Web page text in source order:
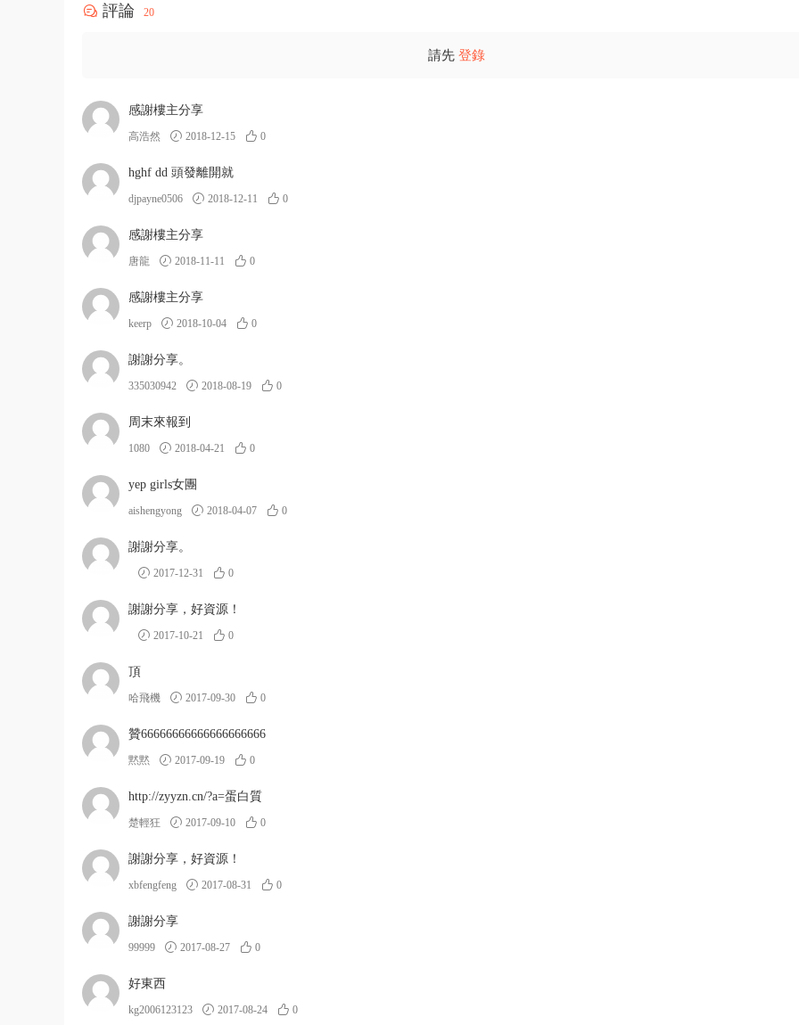
評論 20
請先 登錄
感謝樓主分享
高浩然 2018-12-15 0
hghf dd 頭發離開就
djpayne0506 2018-12-11 0
感謝樓主分享
唐龍 2018-11-11 0
感謝樓主分享
keerp 2018-10-04 0
謝謝分享。
335030942 2018-08-19 0
周末來報到
1080 2018-04-21 0
yep girls女團
aishengyong 2018-04-07 0
謝謝分享。
2017-12-31 0
謝謝分享，好資源！
2017-10-21 0
頂
哈飛機 2017-09-30 0
贊66666666666666666666
黙黙 2017-09-19 0
http://zyyzn.cn/?a=蛋白質
楚輕狂 2017-09-10 0
謝謝分享，好資源！
xbfengfeng 2017-08-31 0
謝謝分享
99999 2017-08-27 0
好東西
kg2006123123 2017-08-24 0